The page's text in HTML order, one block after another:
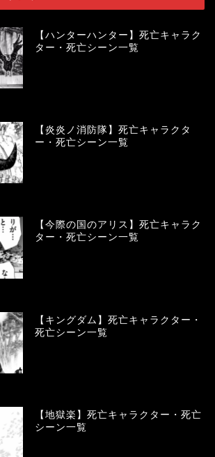
【ハンターハンター】死亡キャラク
ター・死亡シーン一覧
【炎炎ノ消防隊】死亡キャラクタ
ー・死亡シーン一覧
【今際の国のアリス】死亡キャラク
ター・死亡シーン一覧
【キングダム】死亡キャラクター・
死亡シーン一覧
【地獄楽】死亡キャラクター・死亡
シーン一覧